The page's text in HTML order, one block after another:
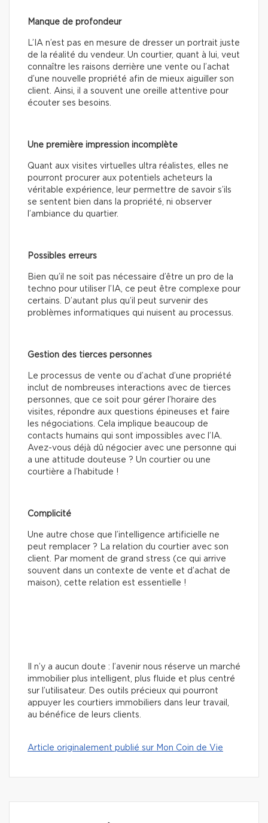
Manque de profondeur
L’IA n’est pas en mesure de dresser un portrait juste
de la réalité du vendeur. Un courtier, quant à lui, veut
connaître les raisons derrière une vente ou l’achat
d’une nouvelle propriété afin de mieux aiguiller son
client. Ainsi, il a souvent une oreille attentive pour
écouter ses besoins.
Une première impression incomplète
Quant aux visites virtuelles ultra réalistes, elles ne
pourront procurer aux potentiels acheteurs la
véritable expérience, leur permettre de savoir s’ils
se sentent bien dans la propriété, ni observer
l’ambiance du quartier.
Possibles erreurs
Bien qu’il ne soit pas nécessaire d’être un pro de la
techno pour utiliser l’IA, ce peut être complexe pour
certains. D’autant plus qu’il peut survenir des
problèmes informatiques qui nuisent au processus.
Gestion des tierces personnes
Le processus de vente ou d’achat d’une propriété
inclut de nombreuses interactions avec de tierces
personnes, que ce soit pour gérer l’horaire des
visites, répondre aux questions épineuses et faire
les négociations. Cela implique beaucoup de
contacts humains qui sont impossibles avec l’IA.
Avez-vous déjà dû négocier avec une personne qui
a une attitude douteuse ? Un courtier ou une
courtière a l’habitude !
Complicité
Une autre chose que l’intelligence artificielle ne
peut remplacer ? La relation du courtier avec son
client. Par moment de grand stress (ce qui arrive
souvent dans un contexte de vente et d’achat de
maison), cette relation est essentielle !
Il n’y a aucun doute : l’avenir nous réserve un marché
immobilier plus intelligent, plus fluide et plus centré
sur l’utilisateur. Des outils précieux qui pourront
appuyer les courtiers immobiliers dans leur travail,
au bénéfice de leurs clients.
Article originalement publié sur Mon Coin de Vie